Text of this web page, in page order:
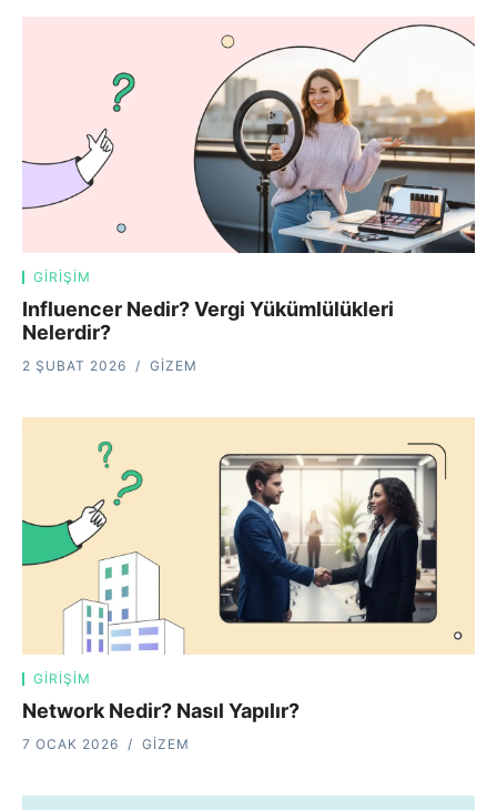
GIRIŞIM
Influencer Nedir? Vergi Yükümlülükleri
Nelerdir?
2 ŞUBAT 2026 GIZEM
GIRIŞIM
Network Nedir? Nasıl Yapılır?
7 OCAK 2026 GIZEM